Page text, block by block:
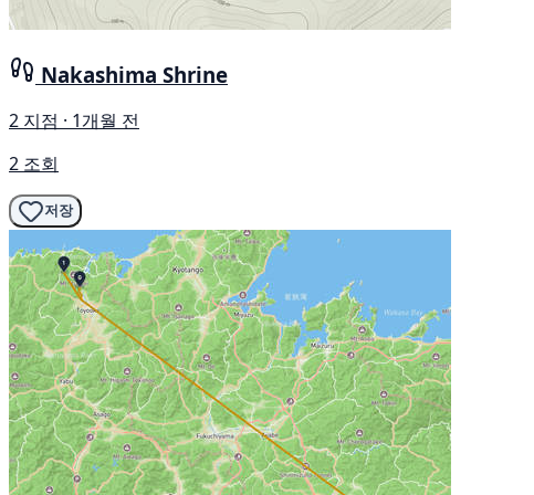
Nakashima Shrine
2 지점 · 1개월 전
2 조회
저장